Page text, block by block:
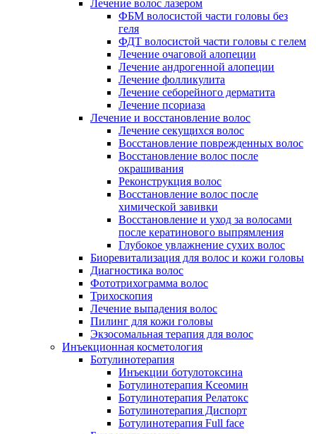
Лечение волос лазером
ФБМ волосистой части головы без
геля
ФДТ волосистой части головы с гелем
Лечение очаговой алопеции
Лечение андрогенной алопеции
Лечение фолликулита
Лечение себорейного дерматита
Лечение псориаза
Лечение и восстановление волос
Лечение секущихся волос
Восстановление поврежденных волос
Восстановление волос после
окрашивания
Реконструкция волос
Восстановление волос после
химической завивки
Восстановление и уход за волосами
после кератинового выпрямления
Глубокое увлажнение сухих волос
Биоревитализация для волос и кожи головы
Диагностика волос
Фототрихограмма волос
Трихоскопия
Лечение выпадения волос
Пилинг для кожи головы
Экзосомальная терапия для волос
Инъекционная косметология
Ботулинотерапия
Инъекции ботулотоксина
Ботулинотерапия Ксеомин
Ботулинотерапия Релатокс
Ботулинотерапия Диспорт
Ботулинотерапия Full face